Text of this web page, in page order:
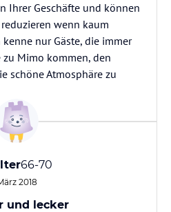
Ihrer Geschäfte und können
wenn kaum
nur Gäste, die immer
Mimo kommen, den
schöne Atmosphäre zu
66-70
2018
und lecker